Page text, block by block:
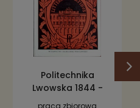
Politechnika
Lwowska 1844 -
1945
praca zbiorowa